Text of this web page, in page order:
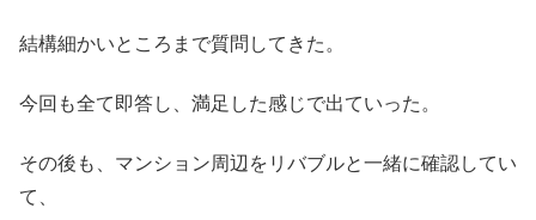
結構細かいところまで質問してきた。
今回も全て即答し、満足した感じで出ていった。
その後も、マンション周辺をリバブルと一緒に確認してい
て、